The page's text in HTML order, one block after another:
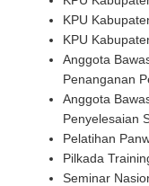
KPU
KPU
Anggota
Penanganan
Anggota
Penyelesaian
Pelatihan
Pilkada
Seminar